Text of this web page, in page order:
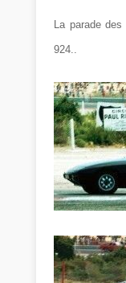
La parade
924..